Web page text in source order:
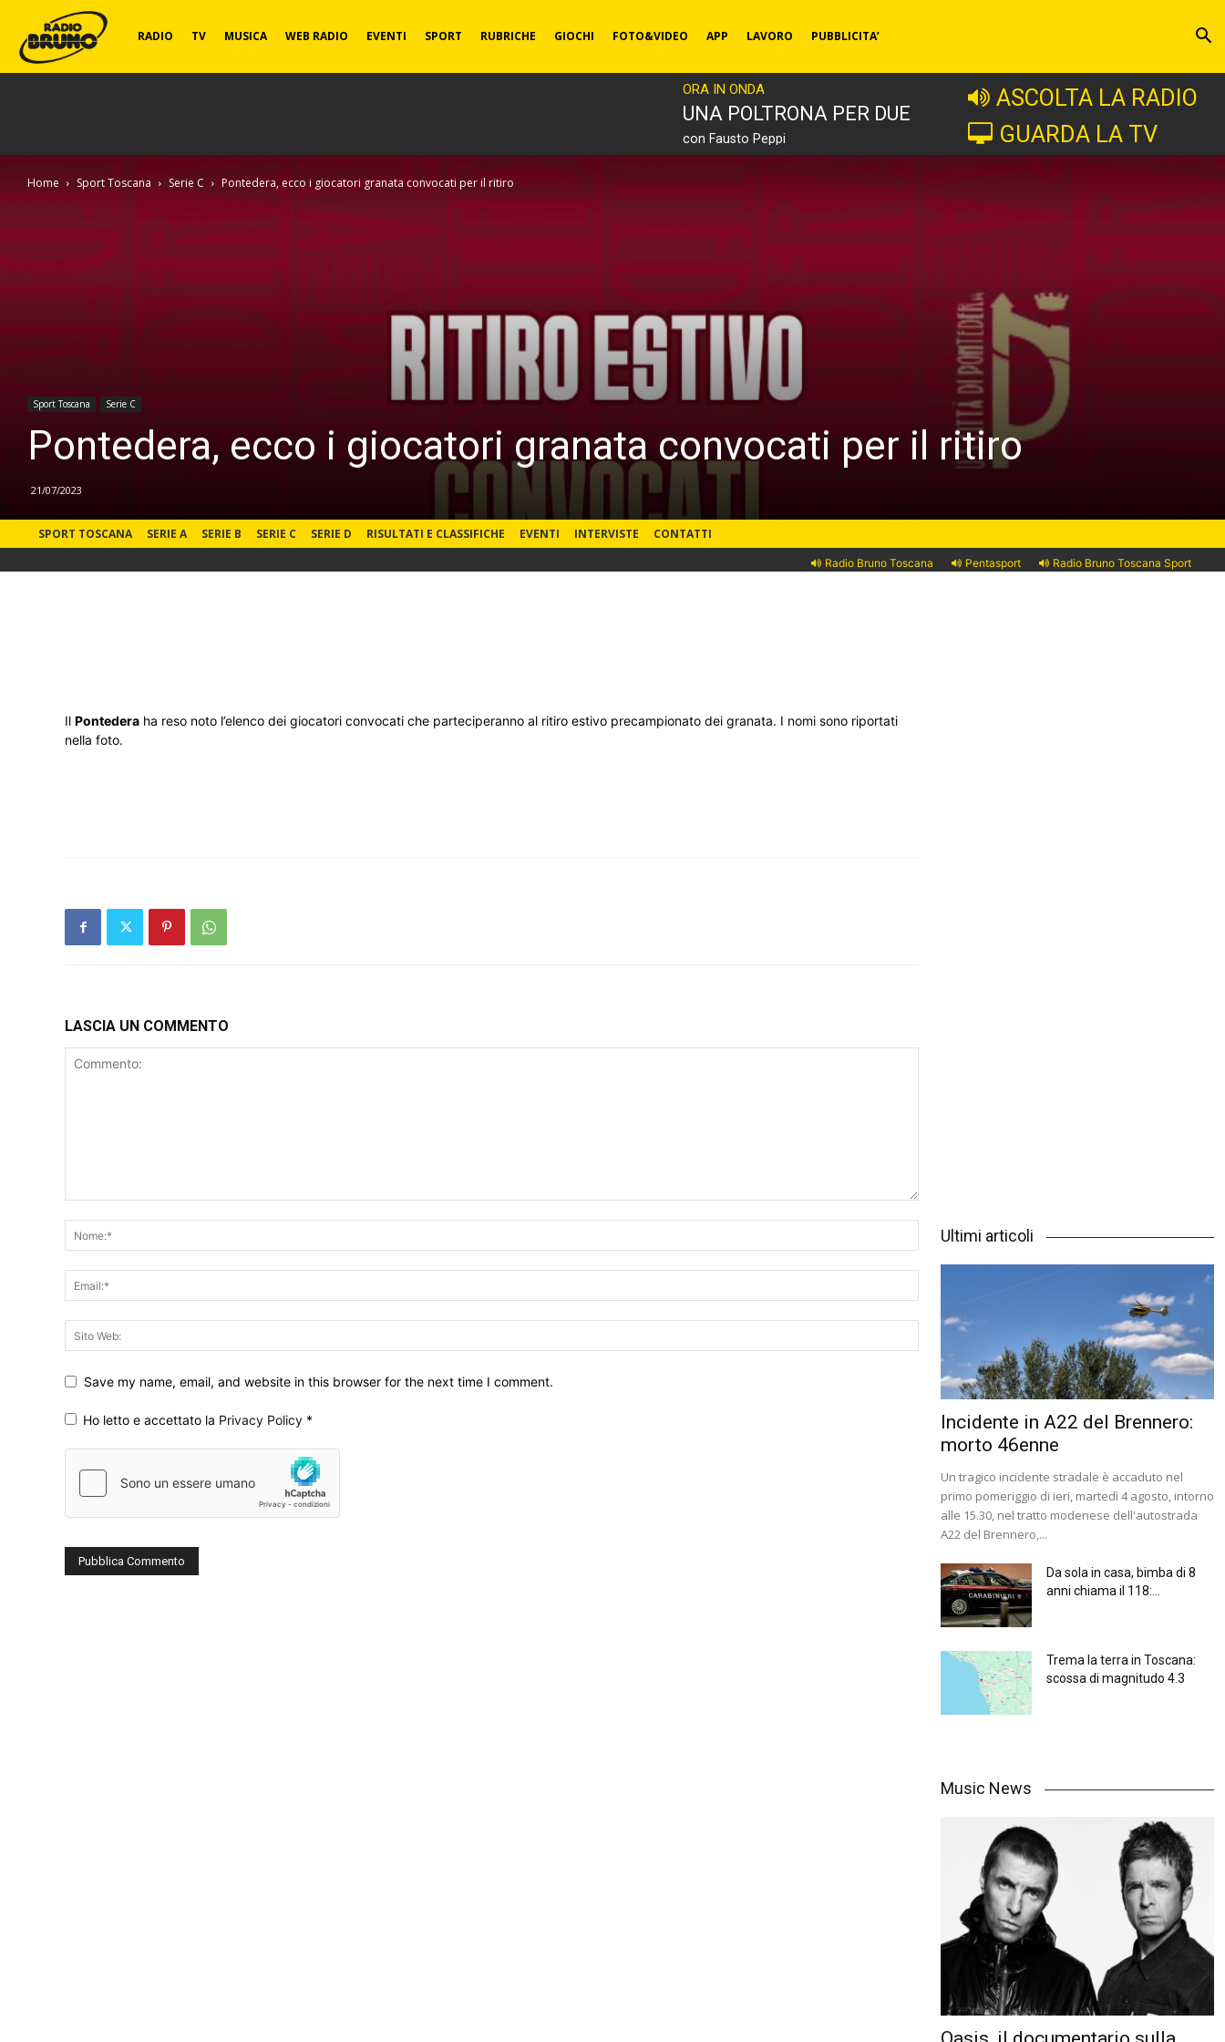
Radio
RADIO TV MUSICA WEB RADIO EVENTI SPORT RUBRICHE GIOCHI FOTO&VIDEO APP LAVORO PUBBLICITA’
ORA IN ONDA
UNA POLTRONA PER DUE
con Fausto Peppi
ASCOLTA LA RADIO
GUARDA LA TV
Home Sport Toscana Serie C Pontedera, ecco i giocatori granata convocati per il ritiro
Sport Toscana Serie C
Pontedera, ecco i giocatori granata convocati per il ritiro
21/07/2023
SPORT TOSCANA SERIE A SERIE B SERIE C SERIE D RISULTATI E CLASSIFICHE EVENTI INTERVISTE CONTATTI
Radio Bruno Toscana Pentasport Radio Bruno Toscana Sport
Il Pontedera ha reso noto l’elenco dei giocatori convocati che parteciperanno al ritiro estivo precampionato dei granata. I nomi sono riportati
nella foto.
LASCIA UN COMMENTO
Save my name, email, and website in this browser for the next time I comment.
Ho letto e accettato la Privacy Policy *
Ultimi articoli
Incidente in A22 del Brennero:
morto 46enne
Un tragico incidente stradale è accaduto nel
primo pomeriggio di ieri, martedì 4 agosto, intorno
alle 15.30, nel tratto modenese dell'autostrada
A22 del Brennero,...
Da sola in casa, bimba di 8
anni chiama il 118:...
Trema la terra in Toscana:
scossa di magnitudo 4.3
Music News